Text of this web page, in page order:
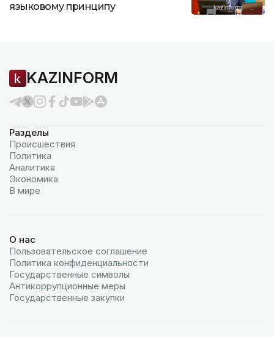
языковому принципу
KAZINFORM
Разделы
Происшествия
Политика
Аналитика
Экономика
В мире
О нас
Пользовательское соглашение
Политика конфиденциальности
Государственные символы
Антикоррупционные меры
Государственные закупки